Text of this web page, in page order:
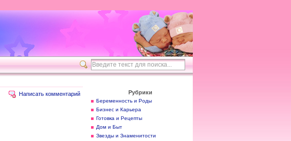
Написать комментарий Рубрики
Беременность и Роды
Бизнес и Карьера
Готовка и Рецепты
Дом и Быт
Звезды и Знаменитости